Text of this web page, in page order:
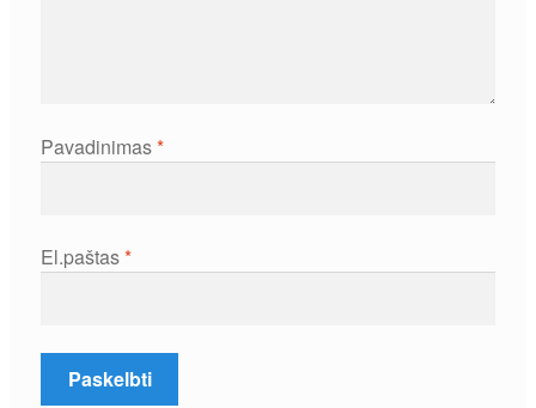
Pavadinimas*
El.paštas*